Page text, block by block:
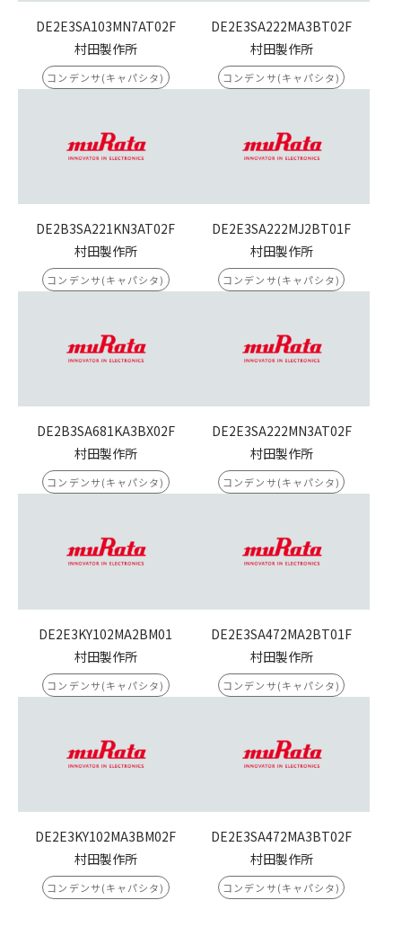
DE2E3SA103MN7AT02F
村田製作所
コンデンサ(キャパシタ)
DE2E3SA222MA3BT02F
村田製作所
コンデンサ(キャパシタ)
DE2B3SA221KN3AT02F
村田製作所
コンデンサ(キャパシタ)
DE2E3SA222MJ2BT01F
村田製作所
コンデンサ(キャパシタ)
DE2B3SA681KA3BX02F
村田製作所
コンデンサ(キャパシタ)
DE2E3SA222MN3AT02F
村田製作所
コンデンサ(キャパシタ)
DE2E3KY102MA2BM01
村田製作所
コンデンサ(キャパシタ)
DE2E3SA472MA2BT01F
村田製作所
コンデンサ(キャパシタ)
DE2E3KY102MA3BM02F
村田製作所
コンデンサ(キャパシタ)
DE2E3SA472MA3BT02F
村田製作所
コンデンサ(キャパシタ)